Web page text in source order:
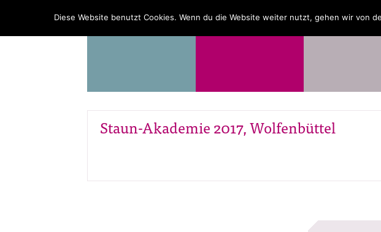
PROGRAMM ÜBER UNS NEWS
Staun-Akademie 2017, Wolfenbüttel
Diese Website benutzt Cookies. Wenn du die Website weiter nutzt, gehen wir von